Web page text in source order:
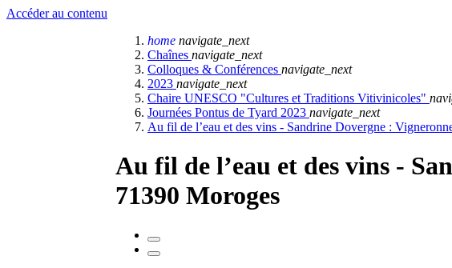
Accéder au contenu
home navigate_next
Chaînes navigate_next
Colloques & Conférences navigate_next
2023 navigate_next
Chaire UNESCO "Cultures et Traditions Vitivinicoles"
Journées Pontus de Tyard 2023 navigate_next
Au fil de l’eau et des vins - Sandrine Dovergne :
Au fil de l’eau et des vins -
71390 Moroges